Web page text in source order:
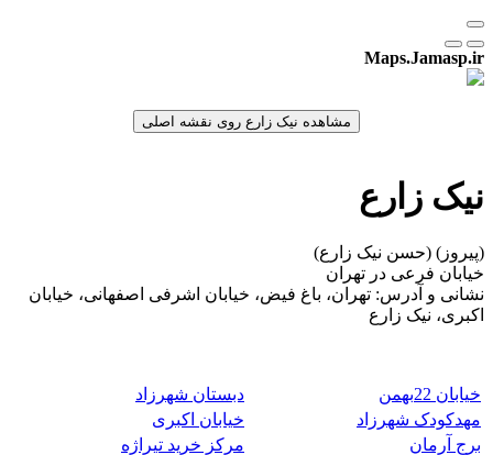
Maps.Jamasp.ir
نیک زارع
(پیروز) (حسن نیک زارع)
خیابان فرعی در تهران
نشانی و آدرس: تهران، باغ فیض، خیابان اشرفی اصفهانی، خیابان
اکبری، نیک زارع
خیابان 22بهمن
دبستان شهرزاد
مهدکودک شهرزاد
خیابان اکبری
برج آرمان
مرکز خرید تیراژه